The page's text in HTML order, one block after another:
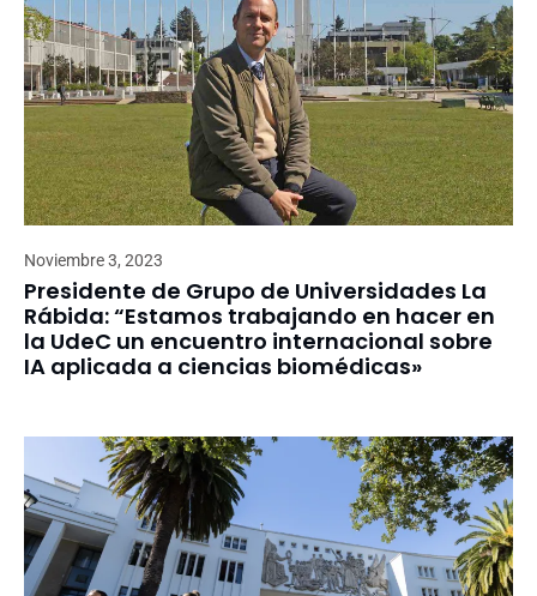
Noviembre 3, 2023
Presidente de Grupo de Universidades La
Rábida: “Estamos trabajando en hacer en
la UdeC un encuentro internacional sobre
IA aplicada a ciencias biomédicas»